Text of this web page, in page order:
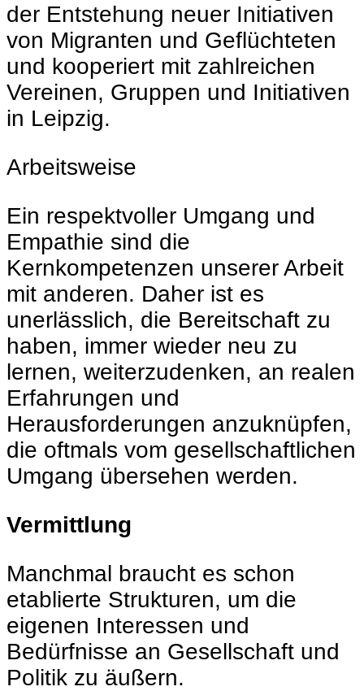
der Entstehung neuer Initiativen
von Migranten und Geflüchteten
und kooperiert mit zahlreichen
Vereinen, Gruppen und Initiativen
in Leipzig.
Arbeitsweise
Ein respektvoller Umgang und
Empathie sind die
Kernkompetenzen unserer Arbeit
mit anderen. Daher ist es
unerlässlich, die Bereitschaft zu
haben, immer wieder neu zu
lernen, weiterzudenken, an realen
Erfahrungen und
Herausforderungen anzuknüpfen,
die oftmals vom gesellschaftlichen
Umgang übersehen werden.
Vermittlung
Manchmal braucht es schon
etablierte Strukturen, um die
eigenen Interessen und
Bedürfnisse an Gesellschaft und
Politik zu äußern.